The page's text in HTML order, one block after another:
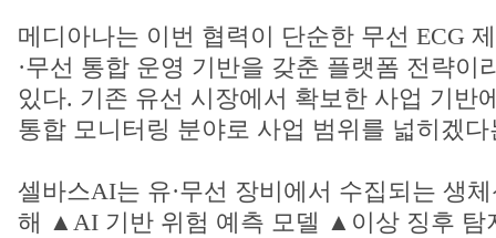
메디아나는 이번 협력이 단순한 무선 ECG
·무선 통합 운영 기반을 갖춘 플랫폼 전략이
있다. 기존 유선 시장에서 확보한 사업 기반
통합 모니터링 분야로 사업 범위를 넓히겠
셀바스AI는 유·무선 장비에서 수집되는 생
해 ▲AI 기반 위험 예측 모델 ▲이상 징후 탐